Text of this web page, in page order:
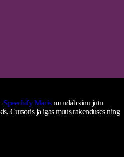
Speechify Macismuudab sinu jutu
Cursoris ja igas muus rakenduses ning